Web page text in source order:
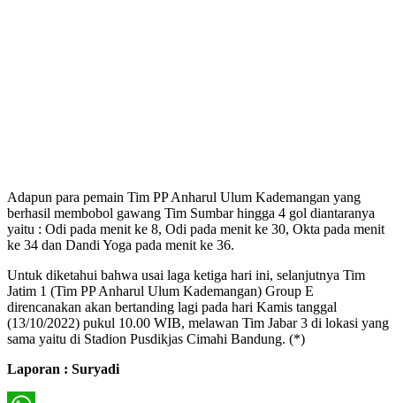
Adapun para pemain Tim PP Anharul Ulum Kademangan yang
berhasil membobol gawang Tim Sumbar hingga 4 gol diantaranya
yaitu : Odi pada menit ke 8, Odi pada menit ke 30, Okta pada menit
ke 34 dan Dandi Yoga pada menit ke 36.
Untuk diketahui bahwa usai laga ketiga hari ini, selanjutnya Tim
Jatim 1 (Tim PP Anharul Ulum Kademangan) Group E
direncanakan akan bertanding lagi pada hari Kamis tanggal
(13/10/2022) pukul 10.00 WIB, melawan Tim Jabar 3 di lokasi yang
sama yaitu di Stadion Pusdikjas Cimahi Bandung. (*)
Laporan : Suryadi